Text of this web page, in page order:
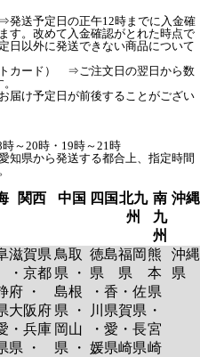
送予定日の正午12時までに入金確
す。改めて入金確認がとれた時点で
日以外に発送できない商品について
トカード） ⇒ご注文日の翌日から数
届け予定日が前後することがござい
～20時・19時～21時
知県から発送する都合上、指定時間
関西 中国 四国北九
州
南
九
州
沖縄
滋賀県
・京都
府 ・
大阪府
・兵庫
県 ・
鳥取
県 ・
島根
県 ・
岡山
県 ・
徳島
県
・香
川県
・愛
媛県
福岡
県
・佐
賀県
・長
崎県
熊
本
県
・
宮
崎
沖縄
県